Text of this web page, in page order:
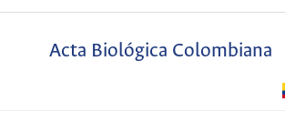
Acta Biológica Colombiana